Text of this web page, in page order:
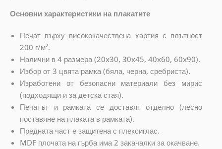
Основни характеристики на плакатите
Печат върху висококачествена хартия с плътност
200 г/м².
Налични в 4 размера (20x30, 30x45, 40x60, 60x90).
Избор от 3 цвята рамка (бяла, черна, сребриста).
Изработени от безопасни материали без мирис
(подходящи и за детска стая).
Печатът и рамката се доставят отделно (лесно
поставяне на плаката в рамката).
Предната част е защитена с плексиглас.
MDF плочата на гърба има 2 закачалки за окачване.